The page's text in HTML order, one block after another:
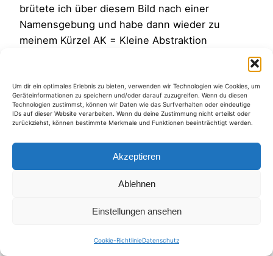
Um dir ein optimales Erlebnis zu bieten, verwenden wir Technologien wie Cookies, um
Geräteinformationen zu speichern und/oder darauf zuzugreifen. Wenn du diesen
Technologien zustimmst, können wir Daten wie das Surfverhalten oder eindeutige
IDs auf dieser Website verarbeiten. Wenn du deine Zustimmung nicht erteilst oder
zurückziehst, können bestimmte Merkmale und Funktionen beeinträchtigt werden.
Akzeptieren
Ablehnen
Einstellungen ansehen
Cookie-RichtlinieDatenschutz
brütete ich über diesem Bild nach einer
Namensgebung und habe dann wieder zu
meinem Kürzel AK = Kleine Abstraktion
einem Bild spontan ein Titel in den Sinn, aber
oft muss ein Bild für sich alleine…
6. Juni 2012